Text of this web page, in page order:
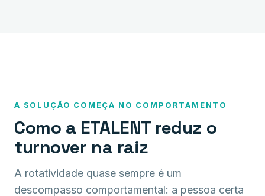
A SOLUÇÃO COMEÇA NO COMPORTAMENTO
Como a ETALENT reduz o
turnover na raiz
A rotatividade quase sempre é um
descompasso comportamental: a pessoa certa